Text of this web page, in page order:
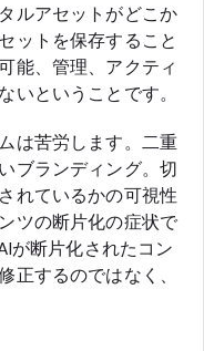
ルアセットがどこか
ットを保存すること
能、管理、アクティ
いということです。
は苦労します。二重
ブランディング。切
れているかの可視性
ツの断片化の症状で
が断片化されたコン
正するのではなく、